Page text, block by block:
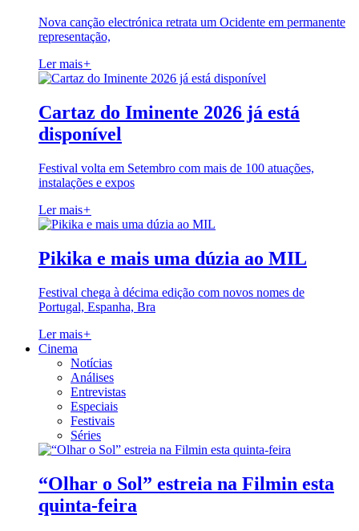
Nova canção electrónica retrata um Ocidente em permanente
representação,
Ler mais+
Cartaz do Iminente 2026 já está
disponível
Festival volta em Setembro com mais de 100 atuações,
instalações e expos
Ler mais+
Pikika e mais uma dúzia ao MIL
Festival chega à décima edição com novos nomes de
Portugal, Espanha, Bra
Ler mais+
Cinema
Notícias
Análises
Entrevistas
Especiais
Festivais
Séries
“Olhar o Sol” estreia na Filmin esta
quinta-feira